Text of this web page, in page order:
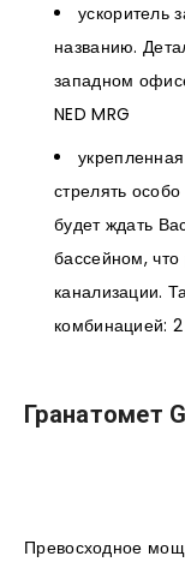
ускоритель
названию.
западном
NED MRG
стрелять
будет ждать
бассейном,
канализации.
комбинацией:
Гранатомет
Превосходное